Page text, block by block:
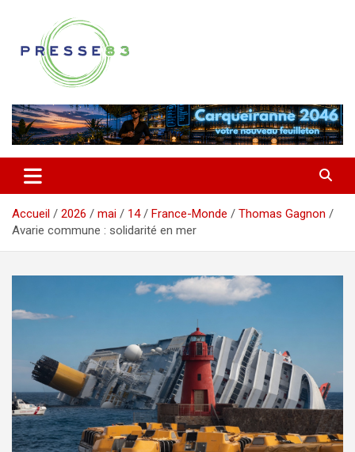
contenu
Presse 83
Accueil 2026 mai 14 France-Monde
Thomas Gagnon
Avarie commune : solidarité en mer